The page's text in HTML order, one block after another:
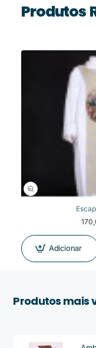
Produtos
Adicionar
Produtos mais